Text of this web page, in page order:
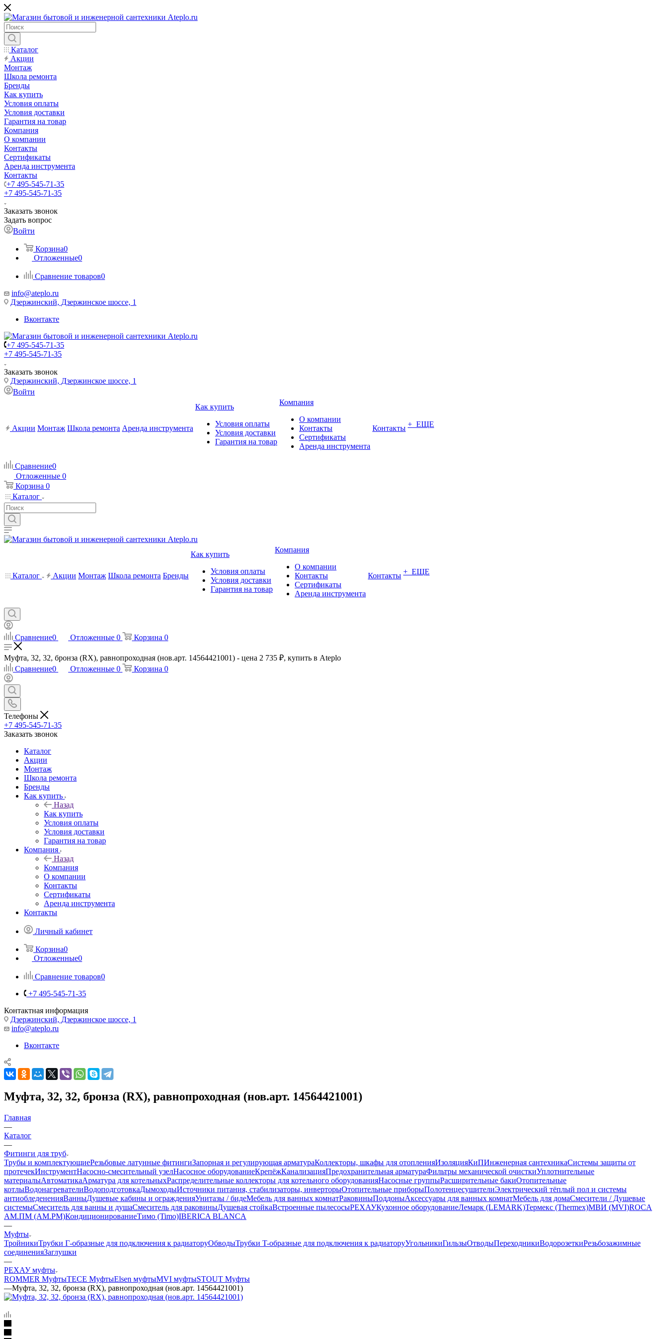
Каталог
Акции
Монтаж
Школа ремонта
Бренды
Как купить
Условия оплаты
Условия доставки
Гарантия на товар
Компания
О компании
Контакты
Сертификаты
Аренда инструмента
Контакты
+7 495-545-71-35
+7 495-545-71-35
Заказать звонок
Задать вопрос
Войти
Корзина0
Отложенные0
Сравнение товаров0
info@ateplo.ru
Дзержинский, Дзержинское шоссе, 1
Вконтакте
+7 495-545-71-35
+7 495-545-71-35
Заказать звонок
Дзержинский, Дзержинское шоссе, 1
Войти
Акции Монтаж Школа ремонта Аренда инструмента
Как купить
Условия оплаты
Условия доставки
Гарантия на товар
Компания
О компании
Контакты
Сертификаты
Аренда инструмента
Контакты + ЕЩЕ
Сравнение0
Отложенные 0
Корзина 0
Каталог
Каталог Акции Монтаж Школа ремонта Бренды
Как купить
Условия оплаты
Условия доставки
Гарантия на товар
Компания
О компании
Контакты
Сертификаты
Аренда инструмента
Контакты + ЕЩЕ
Сравнение0 Отложенные 0 Корзина 0
Муфта, 32, 32, бронза (RX), равнопроходная (нов.арт. 14564421001) - цена 2 735 ₽, купить в Ateplo
Сравнение0 Отложенные 0 Корзина 0
Телефоны
+7 495-545-71-35
Заказать звонок
Каталог
Акции
Монтаж
Школа ремонта
Бренды
Как купить
Назад
Как купить
Условия оплаты
Условия доставки
Гарантия на товар
Компания
Назад
Компания
О компании
Контакты
Сертификаты
Аренда инструмента
Контакты
Личный кабинет
Корзина0
Отложенные0
Сравнение товаров0
+7 495-545-71-35
Контактная информация
Дзержинский, Дзержинское шоссе, 1
info@ateplo.ru
Вконтакте
Муфта, 32, 32, бронза (RX), равнопроходная (нов.арт. 14564421001)
Главная
—
Каталог
—
Фитинги для труб
Трубы и комплектующиеРезьбовые латунные фитингиЗапорная и регулирующая арматураКоллекторы, шкафы для отопленияИзоляцияКиПИнженерная сантехникаСистемы защиты от
протечекИнструментНасосно-смесительный узелНасосное оборудованиеКрепёжКанализацияПредохранительная арматураФильтры механической очисткиУплотнительные
материалыАвтоматикаАрматура для котельныхРаспределительные коллекторы для котельного оборудованияНасосные группыРасширительные бакиОтопительные
котлыВодонагревателиВодоподготовкаДымоходыИсточники питания, стабилизаторы, инверторыОтопительные приборыПолотенцесушителиЭлектрический тёплый пол и системы
антиобледененияВанныДушевые кабины и огражденияУнитазы / бидеМебель для ванных комнатРаковиныПоддоныАксессуары для ванных комнатМебель для домаСмесители / Душевые
системыСмеситель для ванны и душаСмеситель для раковиныДушевая стойкаВстроенные пылесосыРЕХАУКухонное оборудованиеЛемарк (LEMARK)Термекс (Thermex)МВИ (MVI)ROCA
АМ.ПМ (AM.PM)КондиционированиеТимо (Timo)IBERICA BLANCA
—
Муфты
ТройникиТрубки Г-образные для подключения к радиаторуОбводыТрубки T-образные для подключения к радиаторуУгольникиГильзыОтводыПереходникиВодорозеткиРезьбозажимные
соединенияЗаглушки
—
РЕХАУ муфты
ROMMER МуфтыTECE МуфтыElsen муфтыMVI муфтыSTOUT Муфты
—Муфта, 32, 32, бронза (RX), равнопроходная (нов.арт. 14564421001)